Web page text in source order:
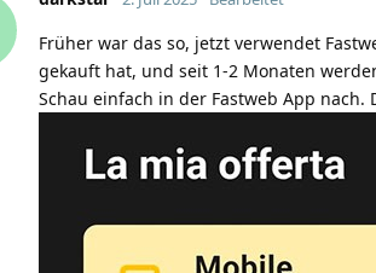
Früher war das so, jetzt verwendet
gekauft hat, und seit 1-2 Monaten
Schau einfach in der Fastweb App